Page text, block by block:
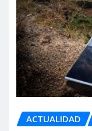
ACTUALIDAD